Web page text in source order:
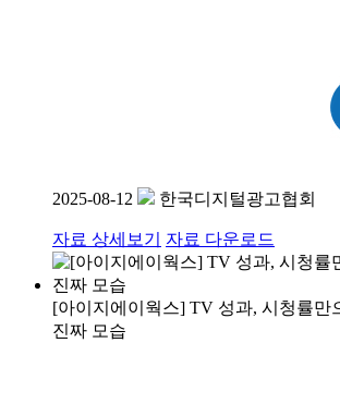
2025-08-12 한국디지털광고협회
자료 상세보기 자료 다운로드
[아이지에이웍스] TV 성과, 시청률만
진짜 모습